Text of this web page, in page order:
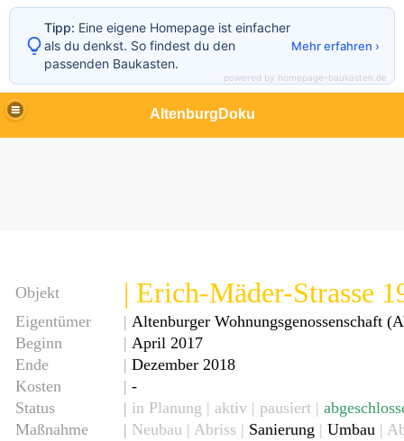
AltenburgDoku
Objekt | Erich-Mäder-Strasse
Eigentümer | Altenburger Wohnungsgenossenschaft
Beginn
| April 2017
Ende
| Dezember 2018
Kosten
| -
Status
| in Planung | aktiv | pausiert |
Maßnahme
| Neubau | Abriss | Sanierung | Umbau |
Tipp: Eine eigene Homepage ist einfacher
als du denkst. So findest du den
passenden Baukasten.
Mehr erfahren ›
powered by homepage-baukasten.de